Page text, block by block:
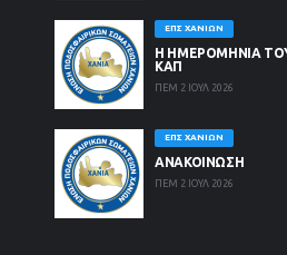
ΕΠΣ ΧΑΝΊΩΝ
Η ΗΜΕΡΟΜΗΝΙΑ
ΚΑΠ
ΠΕΜ 2 ΙΟΥΛ 2026
ΕΠΣ ΧΑΝΊΩΝ
ΑΝΑΚΟΙΝΩΣΗ
ΠΕΜ 2 ΙΟΥΛ 2026